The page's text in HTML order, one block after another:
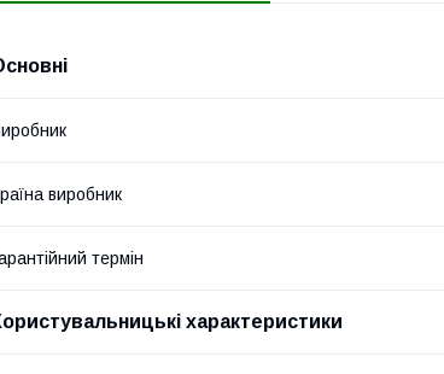
виробник
термін
характеристики